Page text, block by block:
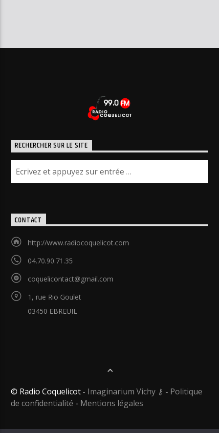
RECHERCHER SUR LE SITE
CONTACT
http://www.radiocoquelicot.com
04.70.90.71.35
coquelicontact@gmail.com
1, rue Rio Goulet
03450 EBREUIL
© Radio Coquelicot - Imaginarium Vichy ⚷ - Politique
de confidentialité - Mentions légales